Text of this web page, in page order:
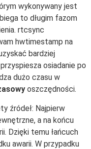
wykonywany jest
to długim fazom
rtcsync
hwtimestamp na
bardziej
osiadanie po
dużo czasu w
oszczędności.
źródeł: Najpierw
a na końcu
Dzięki temu łańcuch
awarii. W przypadku